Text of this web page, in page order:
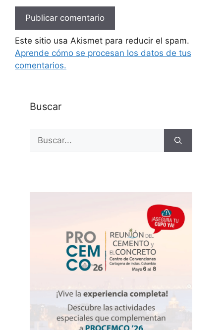
Este sitio usa Akismet para reducir el spam.
Aprende cómo se procesan los datos de tus
comentarios.
Buscar
Buscar: